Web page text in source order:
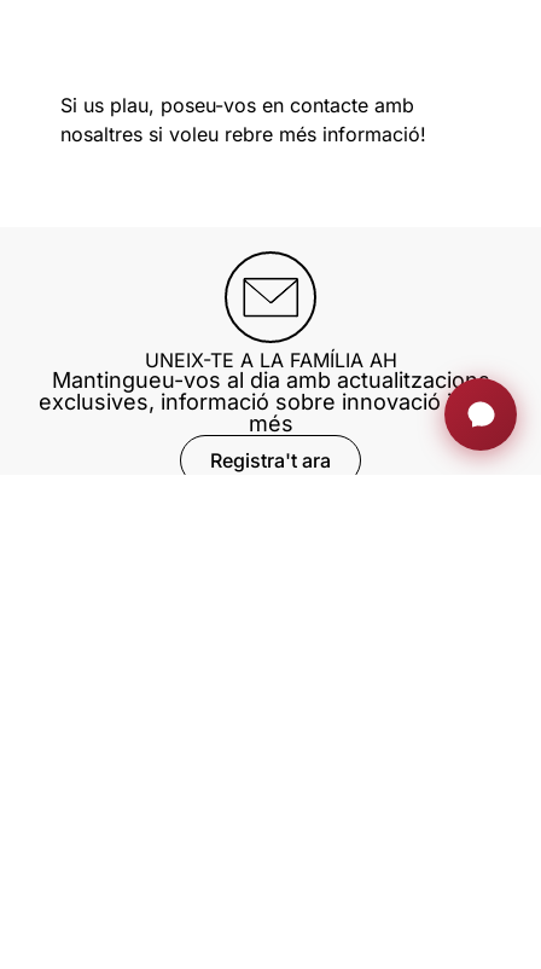
Si us plau, poseu-vos en contacte amb
nosaltres si voleu rebre més informació!
UNEIX-TE A LA FAMÍLIA AH
Mantingueu-vos al dia amb actualitzacions
exclusives, informació sobre innovació i molt
més
Registra't ara